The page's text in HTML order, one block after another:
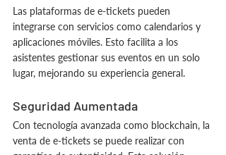
Las plataformas de e-tickets pueden
integrarse con servicios como calendarios y
aplicaciones móviles. Esto facilita a los
asistentes gestionar sus eventos en un solo
lugar, mejorando su experiencia general.
Seguridad Aumentada
Con tecnología avanzada como blockchain, la
venta de e-tickets se puede realizar con